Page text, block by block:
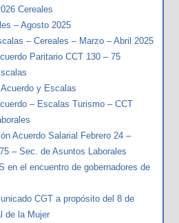
Cereales
– Agosto 2025
– Cereales – Marzo – Abril 2025
Paritario CCT 130 – 75
y Escalas
– Escalas Turismo – CCT
Acuerdo Salarial Febrero 24 –
– Sec. de Asuntos Laborales
en el encuentro de gobernadores de
CGT a propósito del 8 de
de la Mujer